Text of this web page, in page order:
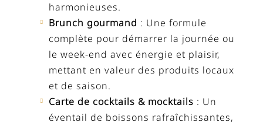
harmonieuses.
Brunch gourmand : Une formule
complète pour démarrer la journée ou
le week-end avec énergie et plaisir,
mettant en valeur des produits locaux
et de saison.
Carte de cocktails & mocktails : Un
éventail de boissons rafraîchissantes,